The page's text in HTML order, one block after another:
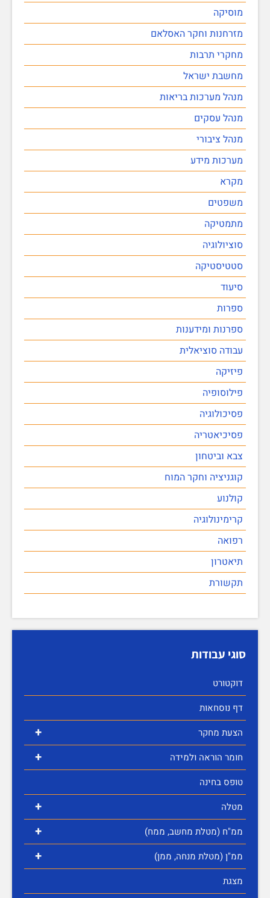
מוסיקה
מזרחנות וחקר האסלאם
מחקרי תרבות
מחשבת ישראל
מנהל מערכות בריאות
מנהל עסקים
מנהל ציבורי
מערכות מידע
מקרא
משפטים
מתמטיקה
סוציולוגיה
סטטיסטיקה
סיעוד
ספרות
ספרנות ומידענות
עבודה סוציאלית
פיזיקה
פילוסופיה
פסיכולוגיה
פסיכיאטריה
צבא וביטחון
קוגניציה וחקר המוח
קולנוע
קרימינולוגיה
רפואה
תיאטרון
תקשורת
סוגי עבודות
דוקטורט
דף נוסחאות
+ הצעת מחקר
+
חומר הוראה ולמידה
טופס בחינה
+ מטלה
+ ממ"ח (מטלת מחשב, ממח)
+
ממ"ן (מטלת מנחה, ממן)
מצגת